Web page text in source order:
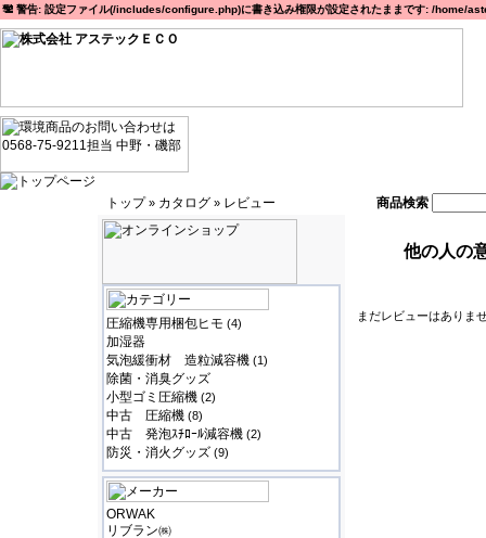
警告: 設定ファイル(/includes/configure.php)に書き込み権限が設定されたままです: /
トップ» カタログ » レビュー 商品検索
圧縮機専用梱包ヒモ (4)
加湿器
気泡緩衝材 造粒減容機 (1)
除菌・消臭グッズ
小型ゴミ圧縮機 (2)
中古 圧縮機 (8)
中古 発泡ｽﾁﾛｰﾙ減容機 (2)
防災・消火グッズ (9)
ORWAK
リブラン㈱
他の人の
まだレビューはありま